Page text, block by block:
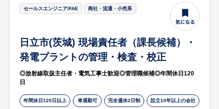
・1日あたりの接点数としては、訪問の場合3
～4社が目安となり、打ち合わせ内容から資
料作ったりするのもカウントすると、3～10
・タスクマネジメントをしっかりしているほ
囲気を醸成するなど働きやすい環境に向けた
・取交し書類作成
・既存顧客のシステム導入と後のフォロー中
心で、新規開拓営業はありません。
あり）
※詳細は面談時にお伝えします
セールスエンジニア/FAE 商社・流通・小売系
日立市(茨城) 現場責任者（課長候補）・
発電プラントの管理・検査・校正
◎放射線取扱主任者・電気工事士歓迎◎管理職候補◎年間休日120
日
年間休日120日以上 車通勤可 完全週休2日制 設立10年以上の会社